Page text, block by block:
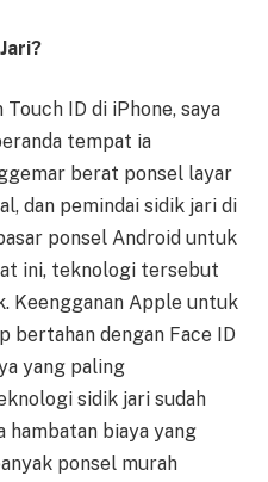
ID di iPhone, saya
tempat ia
berat ponsel layar
dan pemindai sidik jari di
ponsel Android untuk
ini, teknologi tersebut
Keengganan Apple untuk
bertahan dengan Face ID
yang paling
sidik jari sudah
hambatan biaya yang
ponsel murah